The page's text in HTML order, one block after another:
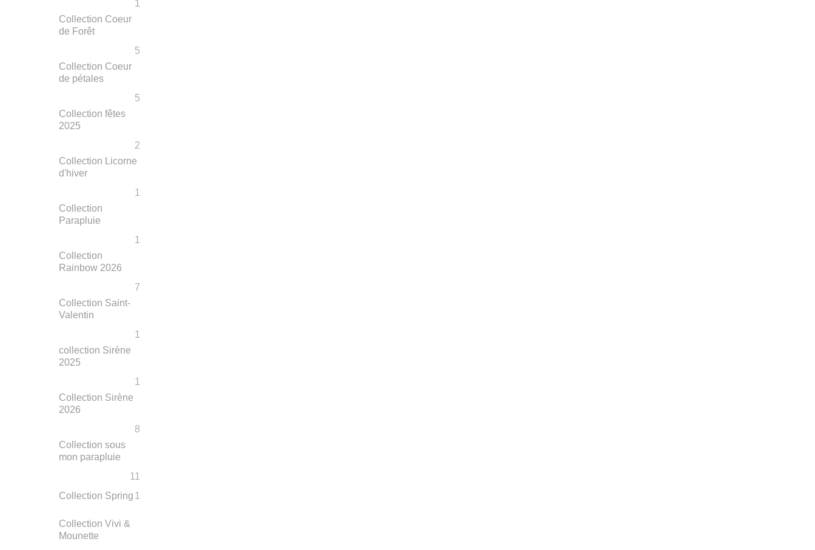
1
Collection Coeur
de Forêt
5
Collection Coeur
de pétales
5
Collection fêtes
2025
2
Collection Licorne
d'hiver
1
Collection
Parapluie
1
Collection
Rainbow 2026
7
Collection Saint-
Valentin
1
collection Sirène
2025
1
Collection Sirène
2026
8
Collection sous
mon parapluie
11
Collection Spring 1
Collection Vivi &
Mounette